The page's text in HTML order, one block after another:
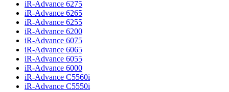
iR-Advance 6275
iR-Advance 6265
iR-Advance 6255
iR-Advance 6200
iR-Advance 6075
iR-Advance 6065
iR-Advance 6055
iR-Advance 6000
iR-Advance C5560i
iR-Advance C5550i